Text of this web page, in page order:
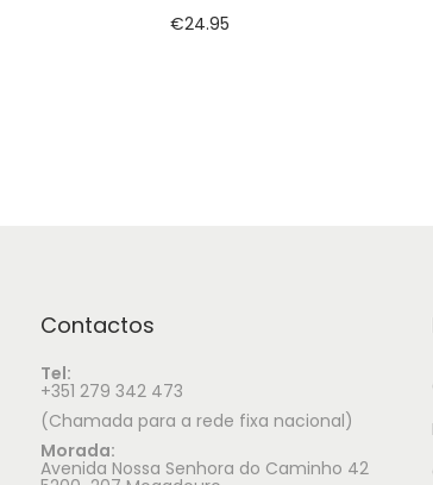
€24.95
Contactos
Tel:
+351 279 342 473
(Chamada para a rede fixa nacional)
Morada:
Avenida Nossa Senhora do Caminho 42